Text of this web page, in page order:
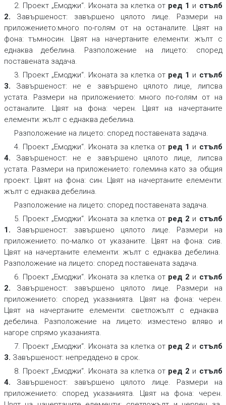
2. Проект „Емоджи“. Иконата за клетка от ред 1 и стълб
2. Завършеност: завършено цялото лице. Размери на
приложението:много по-голям от на останалите. Цвят на
фона: тъмносин. Цвят на начертаните елементи: жълт с
еднаква дебелина. Разположение на лицето: според
поставената задача.
3. Проект „Емоджи“. Иконата за клетка от ред 1 и стълб
3. Завършеност: не е завършено цялото лице, липсва
устата. Размери на приложението: много по-голям от на
останалите. Цвят на фона: черен. Цвят на начертаните
елементи: жълт с еднаква дебелина.
Разположение на лицето: според поставената задача.
4. Проект „Емоджи“. Иконата за клетка от ред 1 и стълб
4. Завършеност: не е завършено цялото лице, липсва
устата. Размери на приложението: големина като за общия
проект. Цвят на фона: син. Цвят на начертаните елементи:
жълт с еднаква дебелина.
Разположение на лицето: според поставената задача.
5. Проект „Емоджи“. Иконата за клетка от ред 2 и стълб
1. Завършеност: завършено цялото лице. Размери на
приложението: по-малко от указаните. Цвят на фона: сив.
Цвят на начертаните елементи: жълт с еднаква дебелина.
Разположение на лицето: според поставената задача.
6. Проект „Емоджи“. Иконата за клетка от ред 2 и стълб
2. Завършеност: завършено цялото лице. Размери на
приложението: според указанията. Цвят на фона: черен.
Цвят на начертаните елементи: светложълт с еднаква
дебелина. Разположение на лицето: изместено вляво и
нагоре спрямо указанията.
7. Проект „Емоджи“. Иконата за клетка от ред 2 и стълб
3. Завършеност: непредадено в срок.
8. Проект „Емоджи“. Иконата за клетка от ред 2 и стълб
4. Завършеност: завършено цялото лице. Размери на
приложението: според указанията. Цвят на фона: черен.